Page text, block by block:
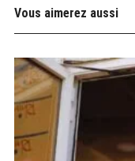
Vous aimerez aussi